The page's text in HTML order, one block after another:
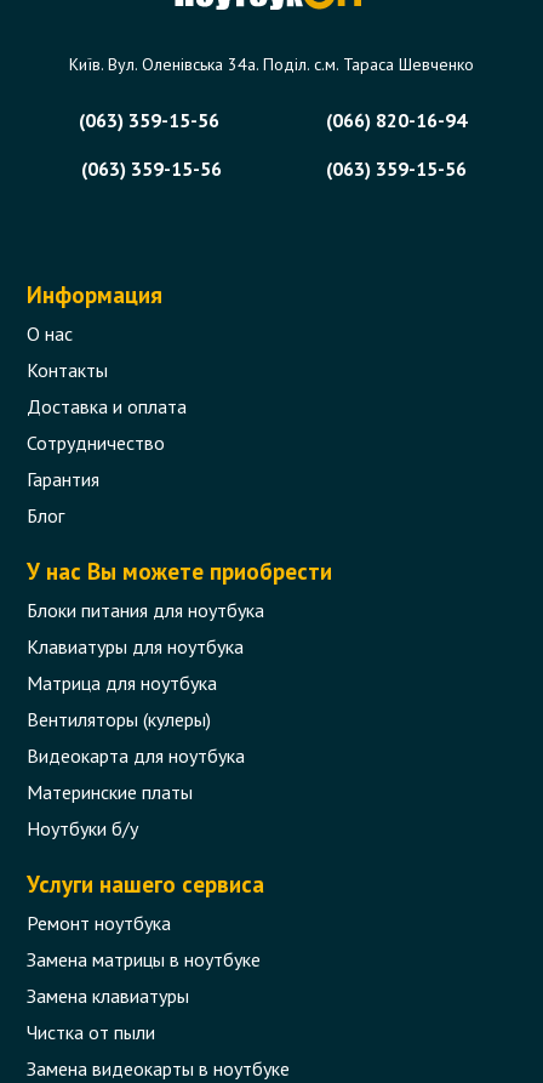
Київ. Вул. Оленівська 34а. Поділ. с.м. Тараса Шевченко
(063) 359-15-56
(066) 820-16-94
(063) 359-15-56
(063) 359-15-56
Информация
О нас
Контакты
Доставка и оплата
Сотрудничество
Гарантия
Блог
У нас Вы можете приобрести
Блоки питания для ноутбука
Клавиатуры для ноутбука
Матрица для ноутбука
Вентиляторы (кулеры)
Видеокарта для ноутбука
Материнские платы
Ноутбуки б/у
Услуги нашего сервиса
Ремонт ноутбука
Замена матрицы в ноутбуке
Замена клавиатуры
Чистка от пыли
Замена видеокарты в ноутбуке